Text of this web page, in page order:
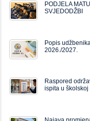
PODJELA
SVJEDODŽBI
Popis
2026./2027.
Raspored
ispita u školskoj
Najava